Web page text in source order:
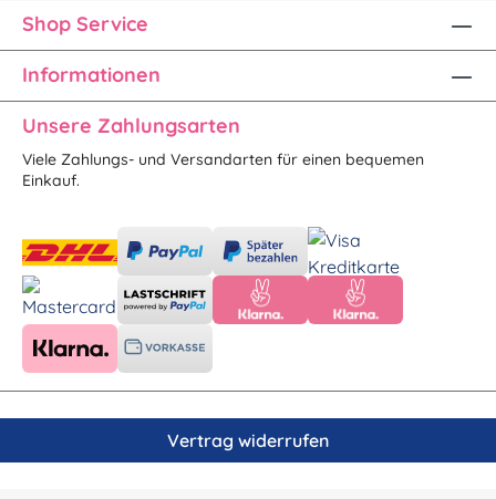
Shop Service
Informationen
Unsere Zahlungsarten
Viele Zahlungs- und Versandarten für einen bequemen
Einkauf.
Vertrag widerrufen